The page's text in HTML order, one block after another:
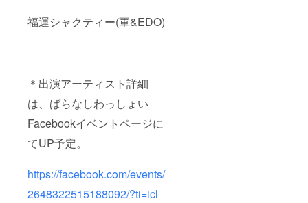
福運シャクティー(軍&EDO)
＊出演アーティスト詳細
は、ばらなしわっしょい
Facebookイベントページに
てUP予定。
https://facebook.com/events/
2648322515188092/?ti=icl